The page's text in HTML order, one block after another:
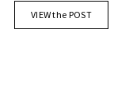
VIEW the POST